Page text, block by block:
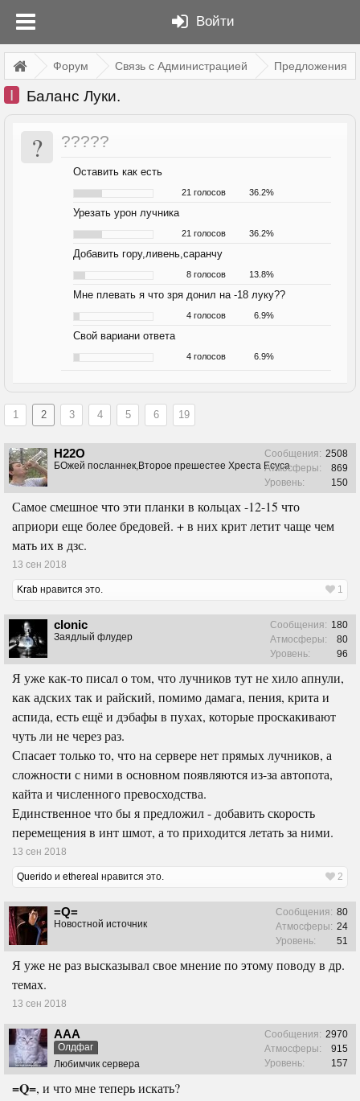
Войти
Форум Связь с Администрацией Предложения
I Баланс Луки.
? ?????
Оставить как есть
21 голосов 36.2%
Урезать урон лучника
21 голосов 36.2%
Добавить гору,ливень,саранчу
8 голосов 13.8%
Мне плевать я что зря донил на -18 луку??
4 голосов 6.9%
Свой вариани ответа
4 голосов 6.9%
1 2 3 4 5 6 19
H22O
БОжей посланнек,Второе прешестее Хреста Есуса
Сообщения: 2508
Атмосферы:
869
Уровень:
150
Самое смешное что эти планки в кольцах -12-15 что
априори еще более бредовей. + в них крит летит чаще чем
мать их в дзс.
13 сен 2018
Krab нравится это. 1
clonic
Заядлый флудер
Сообщения: 180
Атмосферы:
80
Уровень:
96
Я уже как-то писал о том, что лучников тут не хило апнули,
как адских так и райский, помимо дамага, пения, крита и
аспида, есть ещё и дэбафы в пухах, которые проскакивают
чуть ли не через раз.
Спасает только то, что на сервере нет прямых лучников, а
сложности с ними в основном появляются из-за автопота,
кайта и численного превосходства.
Единственное что бы я предложил - добавить скорость
перемещения в инт шмот, а то приходится летать за ними.
13 сен 2018
Querido и ethereal нравится это. 2
=Q=
Новостной источник
Сообщения: 80
Атмосферы: 24
Уровень:
51
Я уже не раз высказывал свое мнение по этому поводу в др.
темах.
13 сен 2018
ААА
Олдфаг
Любимчик сервера
Сообщения: 2970
Атмосферы:
915
Уровень:
157
=Q=, и что мне теперь искать?